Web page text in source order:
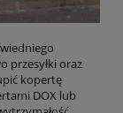
przesyłki oraz
kopertę
DOX lub